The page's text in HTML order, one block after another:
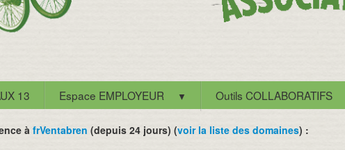
13 Espace EMPLOYEUR ▼ Outils COLLABORATIFS
àfrVentabren (depuis 24 jours) (voir la liste des domaines) :